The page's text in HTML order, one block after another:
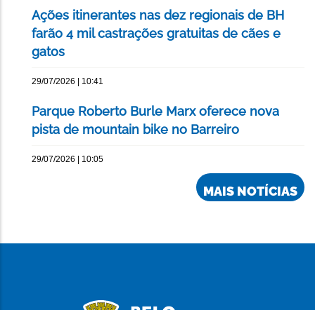
Ações itinerantes nas dez regionais de BH
farão 4 mil castrações gratuitas de cães e
gatos
29/07/2026 | 10:41
Parque Roberto Burle Marx oferece nova
pista de mountain bike no Barreiro
29/07/2026 | 10:05
MAIS NOTÍCIAS